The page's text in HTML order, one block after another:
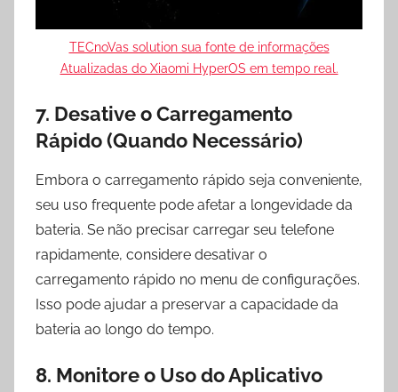
TECnoVas solution sua fonte de informações
Atualizadas do Xiaomi HyperOS em tempo real.
7. Desative o Carregamento
Rápido (Quando Necessário)
Embora o carregamento rápido seja conveniente,
seu uso frequente pode afetar a longevidade da
bateria. Se não precisar carregar seu telefone
rapidamente, considere desativar o
carregamento rápido no menu de configurações.
Isso pode ajudar a preservar a capacidade da
bateria ao longo do tempo.
8. Monitore o Uso do Aplicativo